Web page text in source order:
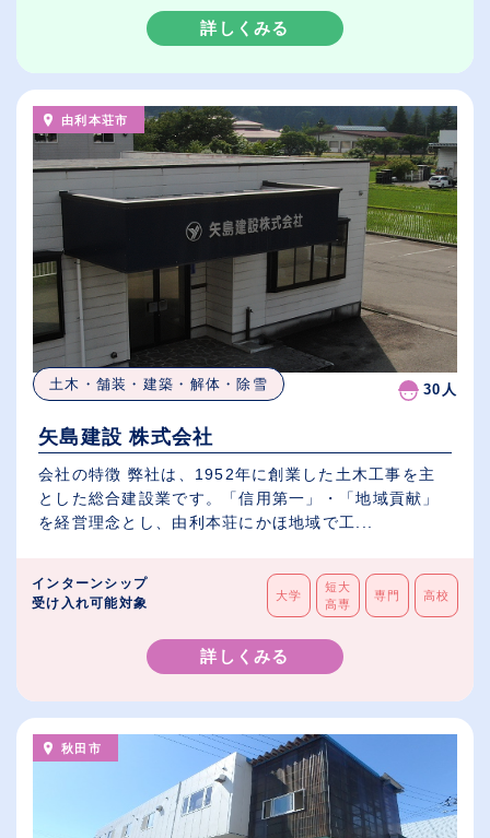
詳しくみる
由利本荘市
土木・舗装・建築・解体・除雪 30人
矢島建設 株式会社
会社の特徴 弊社は、1952年に創業した土木工事を主
とした総合建設業です。「信用第一」・「地域貢献」
を経営理念とし、由利本荘にかほ地域で工...
インターンシップ
受け入れ可能対象
大学
短大
高専
専門 高校
詳しくみる
秋田市